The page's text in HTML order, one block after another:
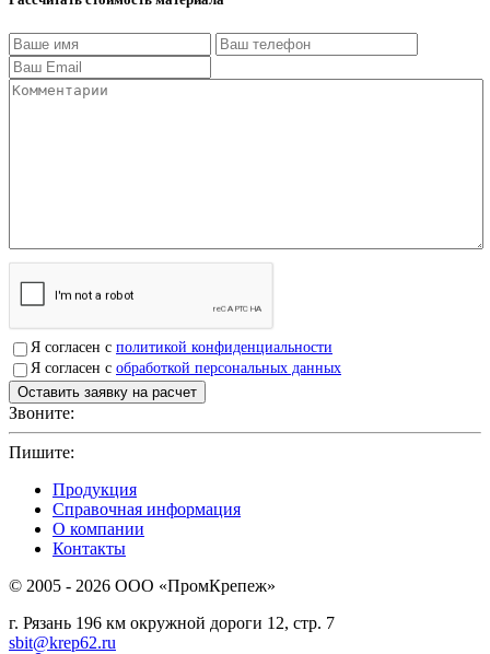
Я согласен с политикой конфиденциальности
Я согласен с обработкой персональных данных
Звоните:
Пишите:
Продукция
Справочная информация
О компании
Контакты
© 2005 - 2026 OOO «ПромКрепеж»
г. Рязань 196 км окружной дороги 12, стр. 7
sbit@krep62.ru